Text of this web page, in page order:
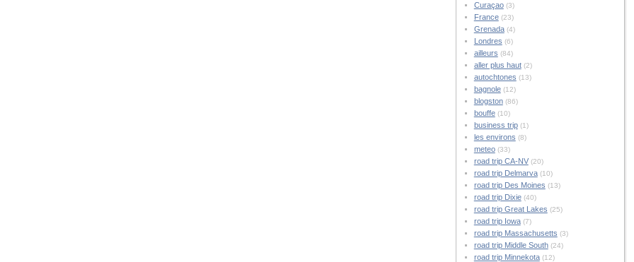
Curaçao(3)
France(23)
Grenada(4)
Londres (6)
ailleurs (84)
aller plus haut(2)
autochtones (13)
bagnole(12)
blogston(86)
bouffe(10)
business trip(1)
les environs (8)
meteo(33)
road trip CA-NV(20)
road trip Delmarva(10)
road trip Des Moines (13)
road trip Dixie(40)
road trip Great Lakes (25)
road trip Iowa(7)
road trip Massachusetts (3)
road trip Middle South(24)
road trip Minnekota(12)